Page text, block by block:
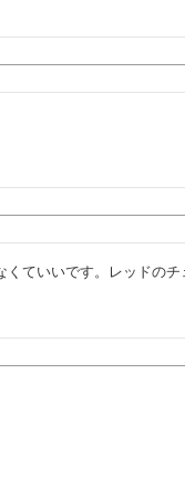
ていいです。レッドの